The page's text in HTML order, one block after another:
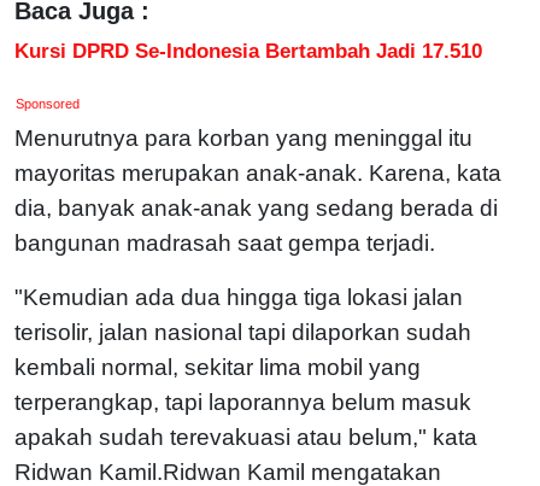
Baca Juga :
Kursi DPRD Se-Indonesia Bertambah Jadi 17.510
Sponsored
Menurutnya para korban yang meninggal itu
mayoritas merupakan anak-anak. Karena, kata
dia, banyak anak-anak yang sedang berada di
bangunan madrasah saat gempa terjadi.
"Kemudian ada dua hingga tiga lokasi jalan
terisolir, jalan nasional tapi dilaporkan sudah
kembali normal, sekitar lima mobil yang
terperangkap, tapi laporannya belum masuk
apakah sudah terevakuasi atau belum," kata
Ridwan Kamil.Ridwan Kamil mengatakan